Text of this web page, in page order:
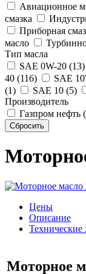
Авиационное
смазка
Приборная
масло
Тип масла
SAE 0W-20 (13)
40 (116)
SAE
(1)
SAE 10 (5)
Производитель
Газпром нефть
Цены
Описание
Технические
Моторное